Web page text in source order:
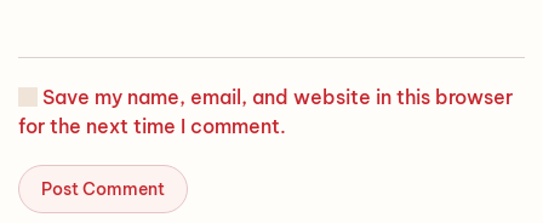
Save my name, email, and website in this browser
for the next time I comment.
Post Comment